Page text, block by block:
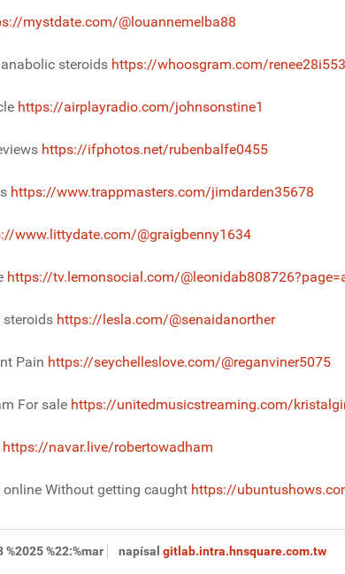
mystdate.com/@louannemelba88
steroids https://whoosgram.com/
https://airplayradio.com/johnsonstine1
https://ifphotos.net/rubenbalfe0455
https://www.trappmasters.com/jimdarden35678
www.littydate.com/@graigbenny1634
https://tv.lemonsocial.com/
https://lesla.com/@senaidanorther
Pain https://seychelleslove.com/@reganviner5075
For sale https://unitedmusicstreaming.com/
https://navar.live/robertowadham
Without getting caught https://
%2025 %22:%mar napísal gitlab.intra.hnsquare.com.tw